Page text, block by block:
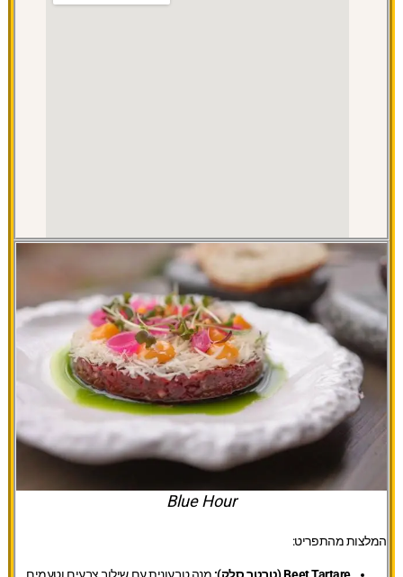
Blue Hour
המלצות מהתפריט:
Beet Tartare (טרטר סלק):
מנה טבעונית עם שילוב צבעים וטעמים